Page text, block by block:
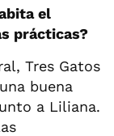
el
prácticas?
Tres Gatos
buena
a Liliana.